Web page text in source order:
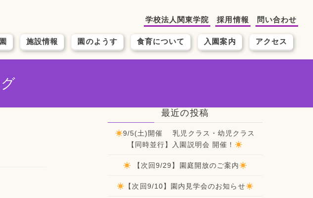
施設情報 園のようす 食育について 入園案内 アクセス
学校法人関東学院 採用情報 問い合わせ
最近の投稿
9/5(土)開催 乳児クラス・幼児クラス
【同時並行】入園説明会 開催！
【次回9/29】園庭開放のご案内
【次回9/10】園内見学会のお知らせ